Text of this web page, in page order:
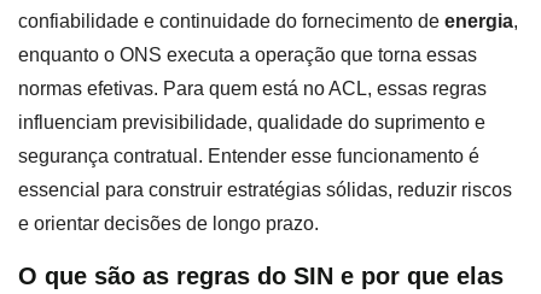
confiabilidade e continuidade do fornecimento de energia,
enquanto o ONS executa a operação que torna essas
normas efetivas. Para quem está no ACL, essas regras
influenciam previsibilidade, qualidade do suprimento e
segurança contratual. Entender esse funcionamento é
essencial para construir estratégias sólidas, reduzir riscos
e orientar decisões de longo prazo.
O que são as regras do SIN e por que elas